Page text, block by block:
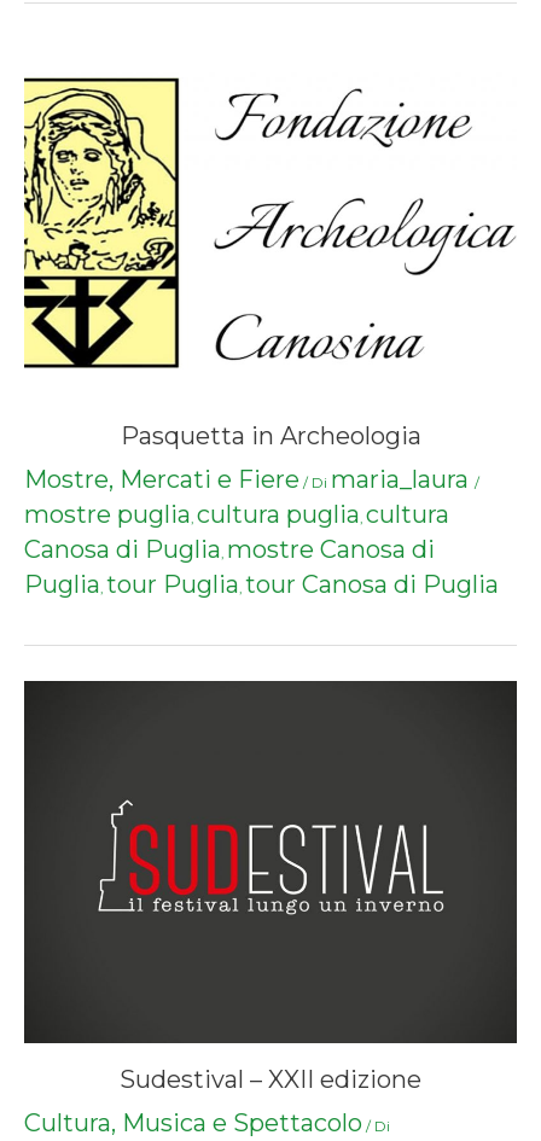
Pasquetta in Archeologia
Mostre, Mercati e Fiere / Di maria_laura /
mostre puglia, cultura puglia, cultura
Canosa di Puglia, mostre Canosa di
Puglia, tour Puglia, tour Canosa di Puglia
Sudestival – XXII edizione
Cultura, Musica e Spettacolo / Di